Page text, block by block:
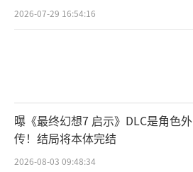
2026-07-29 16:54:16
曝《最终幻想7 启示》DLC是角色外
传！结局将本体完结
2026-08-03 09:48:34